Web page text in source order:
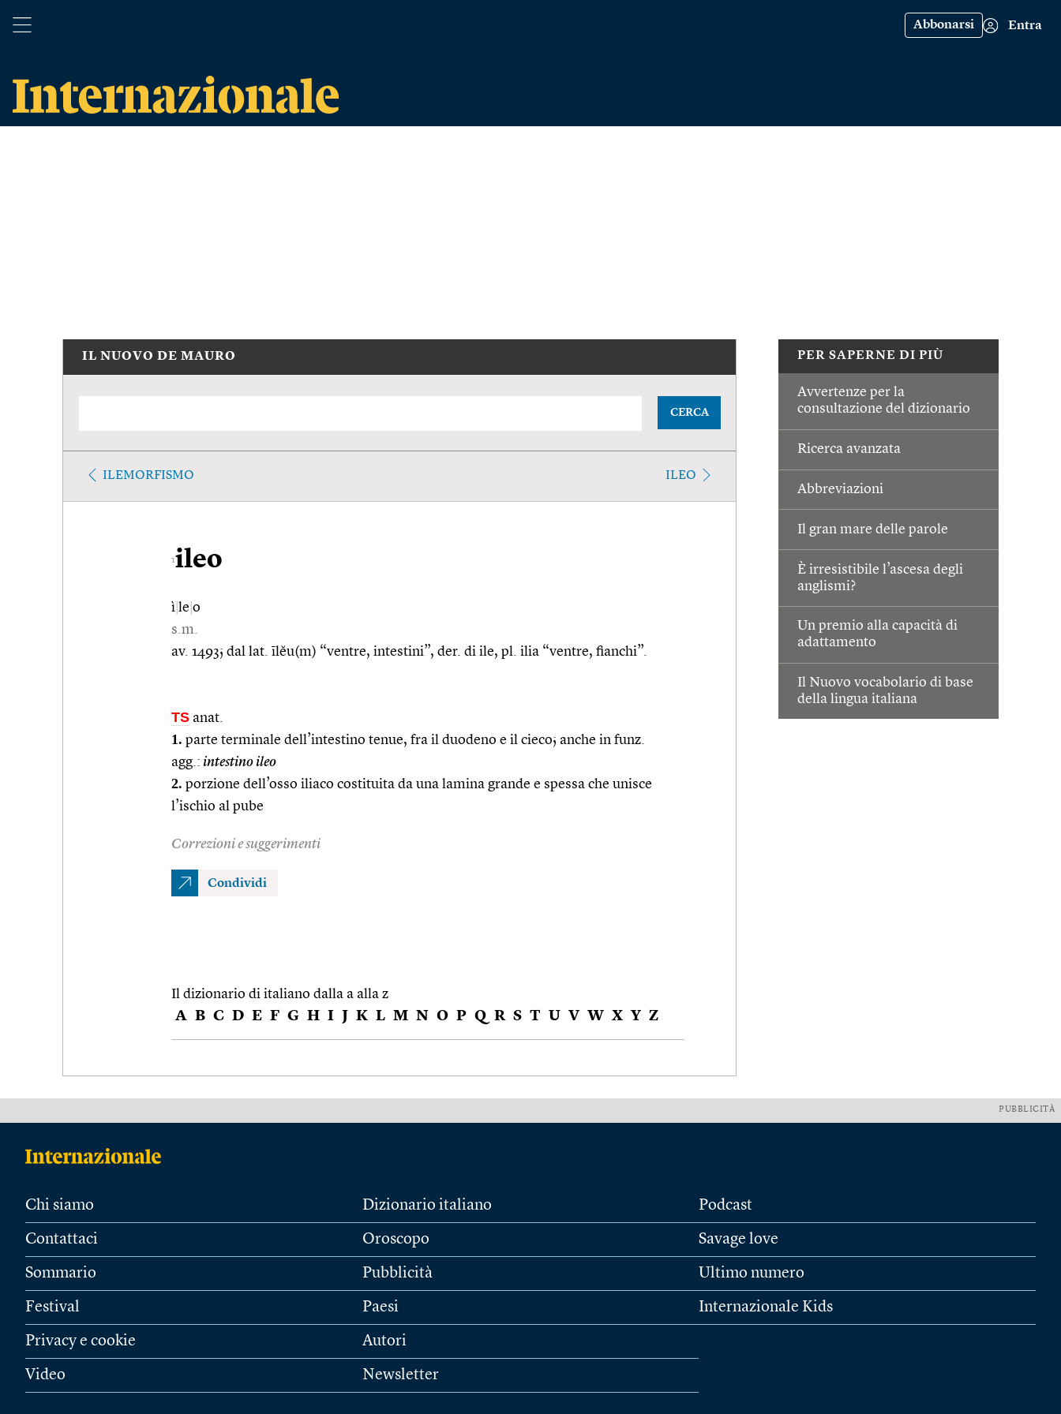
Abbonarsi Entra
PER SAPERNE DI PIÙ
Avvertenze per la
consultazione del dizionario
Ricerca avanzata
Abbreviazioni
Il gran mare delle parole
È irresistibile l’ascesa degli
anglismi?
Un premio alla capacità di
adattamento
Il Nuovo vocabolario di base
della lingua italiana
IL NUOVO DE MAURO
CERCA
ILEMORFISMO ILEO
1ileo
ì le o
s.m.
av. 1493; dal lat. īlĕu(m) “ventre, intestini”, der. di ile, pl. ilia “ventre, fianchi”.
TS anat.
1. parte terminale dell’intestino tenue, fra il duodeno e il cieco; anche in funz.
agg.: intestino ileo
2. porzione dell’osso iliaco costituita da una lamina grande e spessa che unisce
l’ischio al pube
Correzioni e suggerimenti
Condividi
Il dizionario di italiano dalla a alla z
A B C D E F G H I J K L M N O P Q R S T U V W X Y Z
PUBBLICITÀ
Chi siamo
Contattaci
Sommario
Festival
Privacy e cookie
Video
Dizionario italiano
Oroscopo
Pubblicità
Paesi
Autori
Newsletter
Podcast
Savage love
Ultimo numero
Internazionale Kids